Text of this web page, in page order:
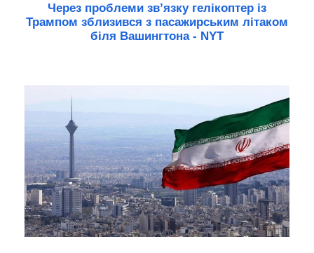
Через проблеми зв’язку гелікоптер із
Трампом зблизився з пасажирським літаком
біля Вашингтона - NYT